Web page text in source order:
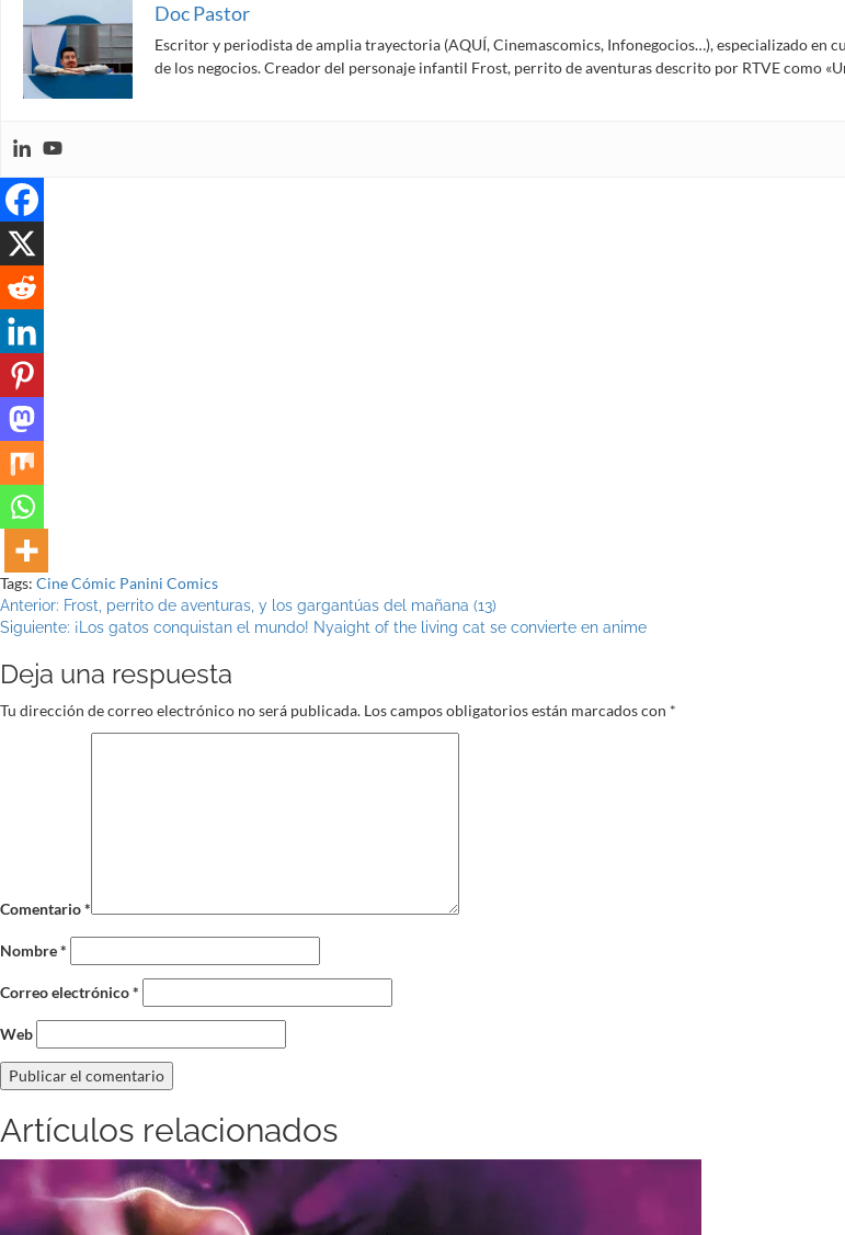
Doc Pastor
Escritor y periodista de amplia trayectoria (AQUÍ, Cinemascomics, Infonegocios…), especializado
de los negocios. Creador del personaje infantil Frost, perrito de aventuras descrito por RTVE como
Tags: CineCómic Panini Comics
Navegación
de
entradas
Anterior: Frost, perrito de aventuras, y los gargantúas del mañana (13)
Siguiente: ¡Los gatos conquistan el mundo! Nyaight of the living cat se convierte en anime
Deja una respuesta
Tu dirección de correo electrónico no será publicada. Los campos obligatorios están marcados con *
Comentario*
Nombre*
Correo electrónico*
Web
Artículos relacionados